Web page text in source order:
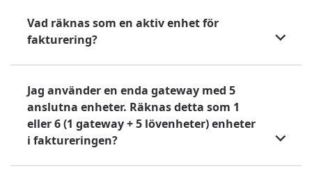
Vad räknas som en aktiv enhet för
fakturering?
Jag använder en enda gateway med 5
anslutna enheter. Räknas detta som 1
eller 6 (1 gateway + 5 lövenheter) enheter
i faktureringen?